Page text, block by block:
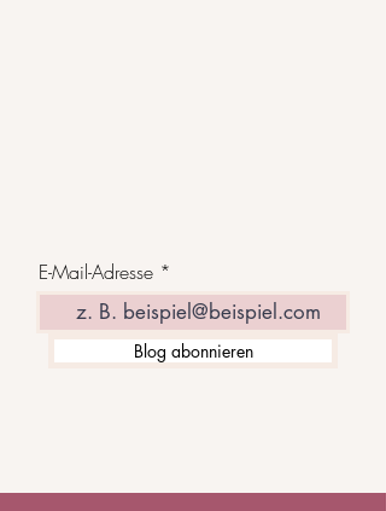
E-Mail-Adresse
Blog abonnieren